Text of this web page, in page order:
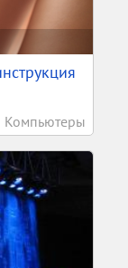
Компьютеры